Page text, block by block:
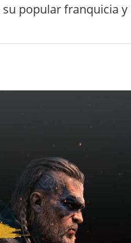
popular franquicia y